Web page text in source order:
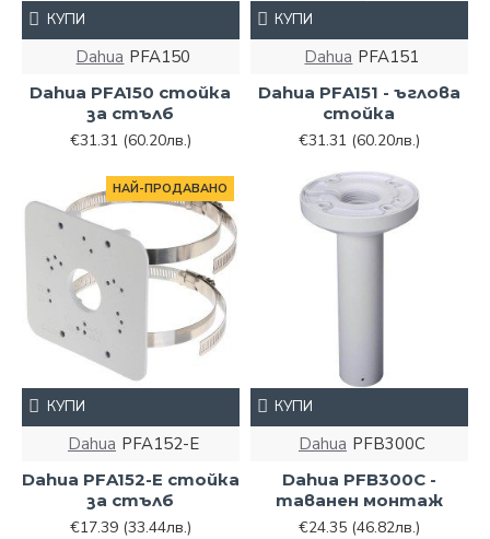
Dahua PFA150
Dahua PFA150 стойка
за стълб
€31.31 (60.20лв.)
КУПИ
Dahua PFA151
Dahua PFA151 - ъглова
стойка
€31.31 (60.20лв.)
КУПИ
НАЙ-ПРОДАВАНО
Dahua PFA152-E
Dahua PFA152-E стойка
за стълб
€17.39 (33.44лв.)
КУПИ
Dahua PFB300C
Dahua PFB300C -
таванен монтаж
€24.35 (46.82лв.)
КУПИ